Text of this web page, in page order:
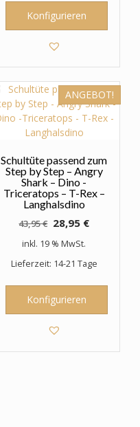
Konfigurieren
ANGEBOT!
Schultüte passend zum
Step by Step – Angry
Shark – Dino -
Triceratops – T-Rex –
Langhalsdino
43,95€ Ursprünglicher
Preis
43,95 €
28,95 €Aktueller
28,95 €.
inkl. 19 % MwSt.
Lieferzeit: 14-21 Tage
Konfigurieren